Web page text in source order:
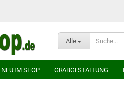
Alle
NEU IM SHOP GRABGESTALTUNG